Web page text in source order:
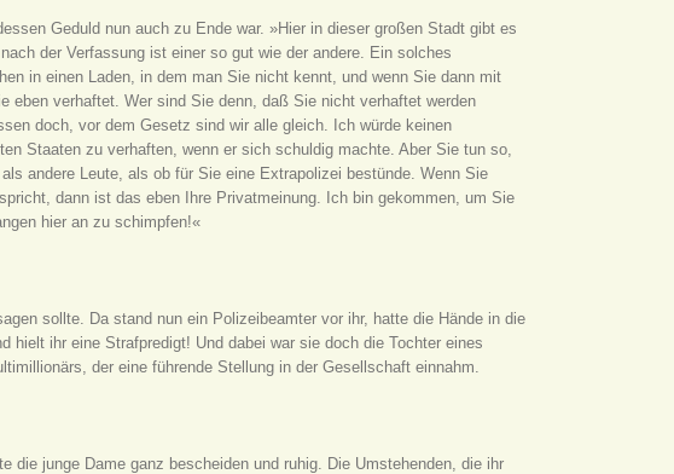
Geduld nun auch zu Ende war. »Hier in dieser großen Stadt gibt es
der Verfassung ist einer so gut wie der andere. Ein solches
in einen Laden, in dem man Sie nicht kennt, und wenn Sie dann mit
eben verhaftet. Wer sind Sie denn, daß Sie nicht verhaftet werden
doch, vor dem Gesetz sind wir alle gleich. Ich würde keinen
Staaten zu verhaften, wenn er sich schuldig machte. Aber Sie tun so,
andere Leute, als ob für Sie eine Extrapolizei bestünde. Wenn Sie
dann ist das eben Ihre Privatmeinung. Ich bin gekommen, um Sie
hier an zu schimpfen!«
sollte. Da stand nun ein Polizeibeamter vor ihr, hatte die Hände in die
hielt ihr eine Strafpredigt! Und dabei war sie doch die Tochter eines
der eine führende Stellung in der Gesellschaft einnahm.
die junge Dame ganz bescheiden und ruhig. Die Umstehenden, die ihr